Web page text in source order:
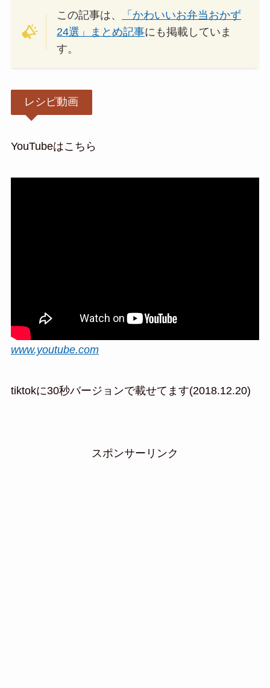
この記事は、
「かわいいお弁当おかず
24選」まとめ記事にも掲載していま
す。
レシピ動画
YouTubeはこちら
www.youtube.com
tiktokに30秒バージョンで載せてます(2018.12.20)
スポンサーリンク